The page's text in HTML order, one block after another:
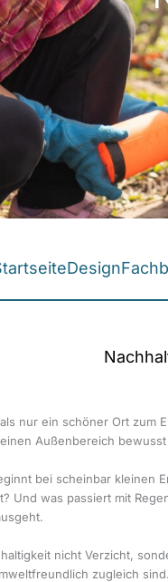
Design
nur ein schöner Ort zum
Außenbereich
bei scheinbar kleinen
Und was passiert mit
nicht Verzicht,
zugleich